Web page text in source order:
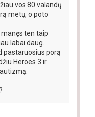
vos 80 valandų
metų, o poto
manęs ten taip
labai daug.
pastaruosius porą
Heroes 3 ir